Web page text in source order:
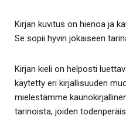
Kirjan kuvitus on hienoa ja
Se sopii hyvin jokaiseen
Kirjan kieli on helposti
käytetty eri kirjallisuuden
mielestämme
tarinoista, joiden